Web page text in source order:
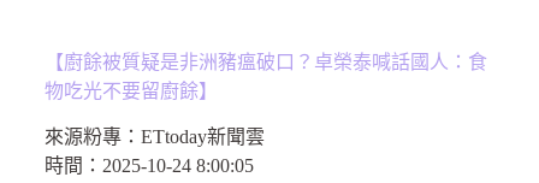
【廚餘被質疑是非洲豬瘟破口？卓榮泰喊話國人：食
物吃光不要留廚餘】
來源粉專： ETtoday新聞雲
時間： 2025-10-24 8:00:05